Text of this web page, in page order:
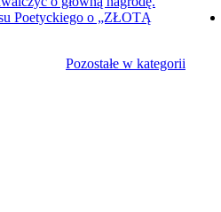
Poetyckiego o „ZŁOTĄ
Pozostałe w kategorii